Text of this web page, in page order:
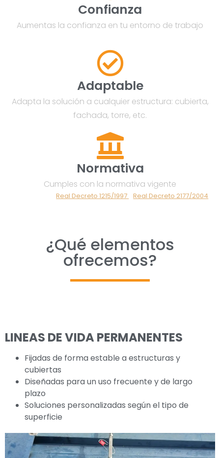
Confianza
Aumentas la confianza en tu entorno de trabajo
Adaptable
Adapta la solución a cualquier estructura: cubierta,
fachada, torre, etc.
Normativa
Cumples con la normativa vigente
Real Decreto 1215/1997 Real Decreto 2177/2004
¿Qué elementos
ofrecemos?
LINEAS DE VIDA PERMANENTES
Fijadas de forma estable a estructuras y
cubiertas
Diseñadas para un uso frecuente y de largo
plazo
Soluciones personalizadas según el tipo de
superficie